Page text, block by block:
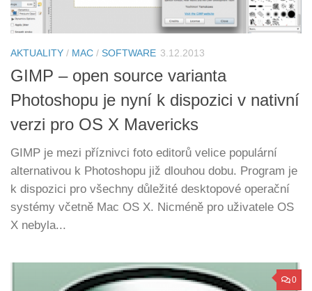
AKTUALITY / MAC / SOFTWARE 3.12.2013
GIMP – open source varianta
Photoshopu je nyní k dispozici v nativní
verzi pro OS X Mavericks
GIMP je mezi příznivci foto editorů velice populární
alternativou k Photoshopu již dlouhou dobu. Program je
k dispozici pro všechny důležité desktopové operační
systémy včetně Mac OS X. Nicméně pro uživatele OS
X nebyla...
0